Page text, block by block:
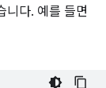
니다. 예를 들면